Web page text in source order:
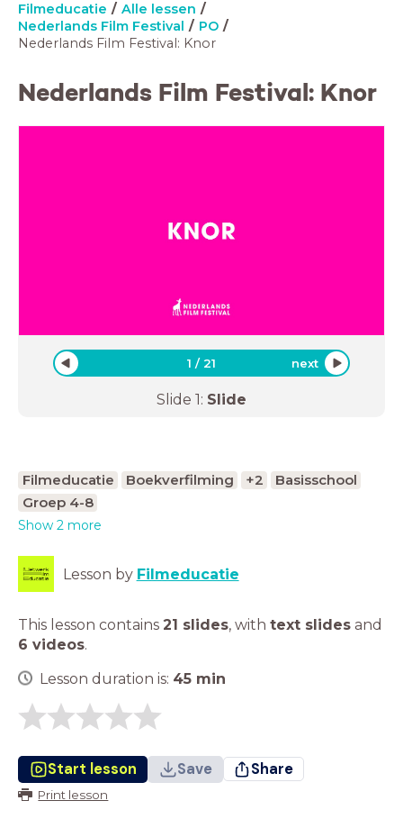
Filmeducatie
Alle lessen
Nederlands Film Festival
PO
Nederlands Film Festival: Knor
Nederlands Film Festival: Knor
1 /21 next
Slide 1: Slide
Filmeducatie Boekverfilming +2
Basisschool
Groep 4-8
Show 2 more
Lesson by Filmeducatie
This lesson contains 21 slides, with text slides and
6 videos.
Lesson duration is: 45 min
Start lesson Save Share
Print lesson